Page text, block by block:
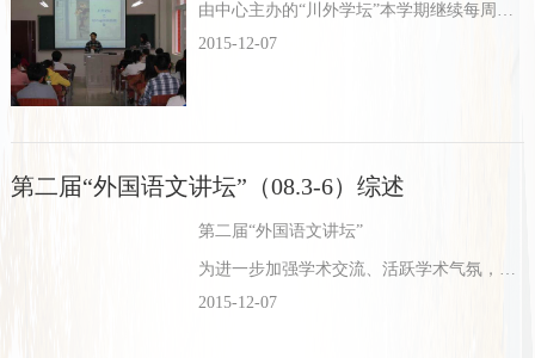
由中心主办的“川外学坛”本学期继续每周举办“翻译与文化分论坛”与“语言与哲学论坛”的讨论。
2015-12-07
第二届“外国语文讲坛”（08.3-6）综述
第二届“外国语文讲坛”
为进一步加强学术交流、活跃学术气氛，外国语文研究中心从2008年3月起继续面对全校师生开办“外国语文讲坛”系列学术讲座。
2015-12-07